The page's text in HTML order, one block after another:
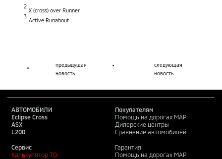
2
X (cross) over Runner
3
Active Runabout
предыдущая
новость
следующая
новость
АВТОМОБИЛИ
Eclipse Cross
ASX
L200
Покупателям
Помощь на дорогах MAP
Дилерские центры
Сравнение автомобилей
Сервис
Калькулятор ТО
Гарантия
Помощь на дорогах MAP